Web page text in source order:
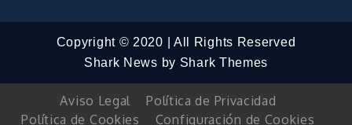
Copyright © 2020 | All Rights Reserved
Shark News by Shark Themes
Aviso Legal
Política de Privacidad
Política de Cookies
Configuración de Cookies